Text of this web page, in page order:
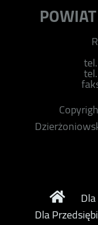
Dla